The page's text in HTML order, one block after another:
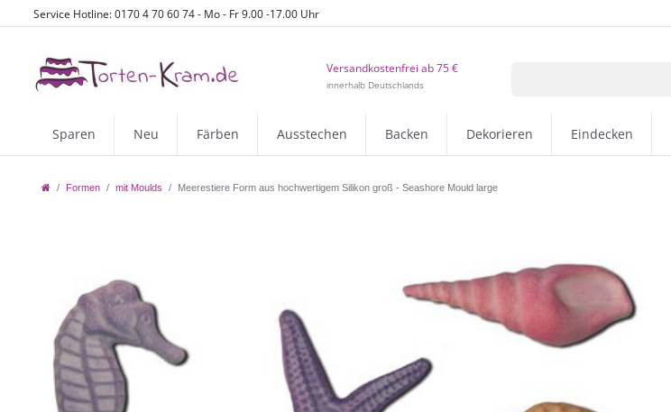
Service Hotline: 0170 4 70 60 74 - Mo - Fr 9.00 -17.00 Uhr
Versandkostenfrei ab 75 €
innerhalb Deutschlands
Sparen Neu Färben Ausstechen Backen Dekorieren Eindecken
Formen mit Moulds Meerestiere Form aus hochwertigem Silikon groß - Seashore Mould large